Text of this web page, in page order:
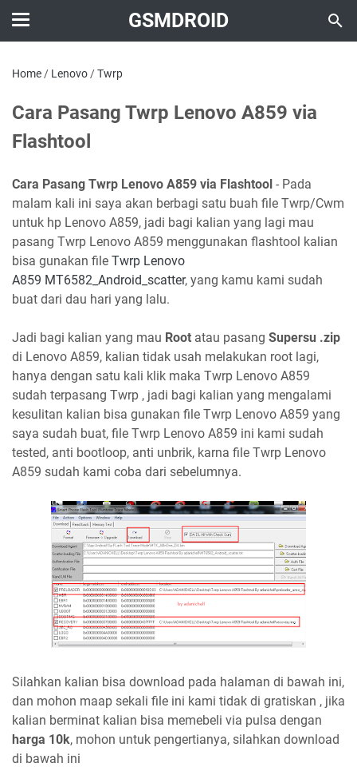
GSMDROID
Home / Lenovo /Twrp
Cara Pasang Twrp Lenovo A859 via
Flashtool
Cara Pasang Twrp Lenovo A859 via Flashtool - Pada
malam kali ini saya akan berbagi satu buah file Twrp/Cwm
untuk hp Lenovo A859, jadi bagi kalian yang lagi mau
pasang Twrp Lenovo A859 menggunakan flashtool kalian
bisa gunakan file Twrp Lenovo
A859 MT6582_Android_scatter, yang kamu kami sudah
buat dari dau hari yang lalu.
Jadi bagi kalian yang mau Root atau pasang Supersu .zip
di Lenovo A859, kalian tidak usah melakukan root lagi,
hanya dengan satu kali klik maka Twrp Lenovo A859
sudah terpasang Twrp , jadi bagi kalian yang mengalami
kesulitan kalian bisa gunakan file Twrp Lenovo A859 yang
saya sudah buat, file Twrp Lenovo A859 ini kami sudah
tested, anti bootloop, anti unbrik, karna file Twrp Lenovo
A859 sudah kami coba dari sebelumnya.
Silahkan kalian bisa download pada halaman di bawah ini,
dan mohon maap sekali file ini kami tidak di gratiskan , jika
kalian berminat kalian bisa memebeli via pulsa dengan
harga 10k, mohon untuk pengertianya, silahkan download
di bawah ini